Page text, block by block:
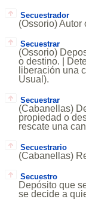
Secuestrador
(Ossorio) Autor
Secuestrar
(Ossorio)
o destino. |
liberación una
Usual).
Secuestrar
(Cabanellas)
propiedad o
rescate una
Secuestrario
(Cabanellas)
Secuestro
Depósito que
se decide a